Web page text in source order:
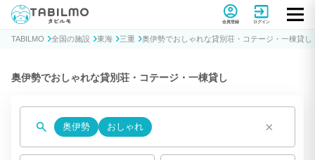
貸別荘コテージ・一棟貸し宿泊予約サイトTABILMO(タビルモ)
会員登録 ログイン
TABILMO 全国の施設 東海 三重 奥伊勢でおしゃれな貸別荘・コテージ・一棟貸し
奥伊勢でおしゃれな貸別荘・コテージ・一棟貸し
奥伊勢 おしゃれ ×